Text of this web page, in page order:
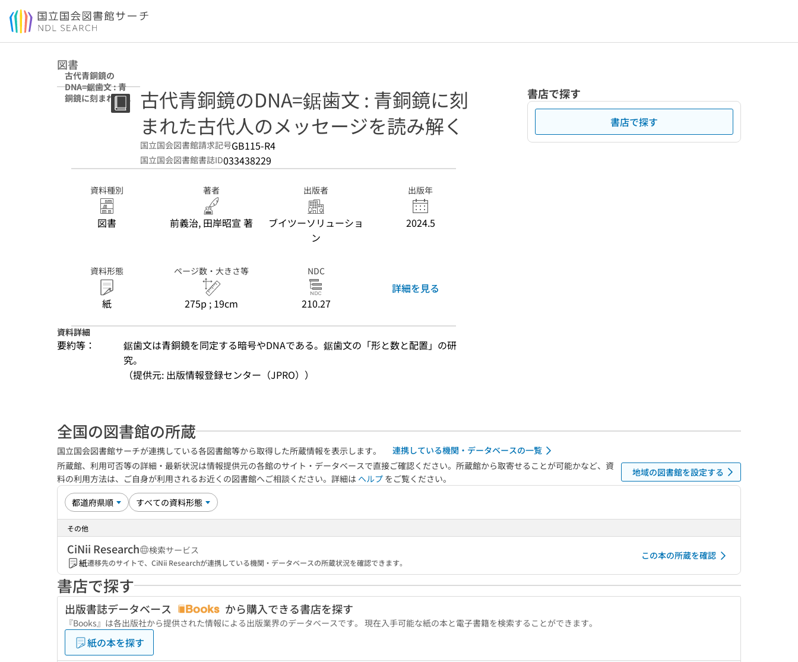
本文へ移動
図書
古代青銅鏡の
DNA=鋸歯文 : 青
銅鏡に刻まれた古
代人のメッセージ
古代青銅鏡のDNA=鋸歯文 : 青銅鏡に刻
まれた古代人のメッセージを読み解く
国立国会図書館請求記号GB115-R4
国立国会図書館書誌ID033438229
資料種別
図書
著者
前義治, 田岸昭宣 著
出版者
ブイツーソリューショ
ン
出版年
2024.5
資料形態
紙
ページ数・大きさ等
275p ; 19cm
NDC
210.27
詳細を見る
資料詳細
要約等：
鋸歯文は青銅鏡を同定する暗号やDNAである。鋸歯文の「形と数と配置」の研
究。
（提供元: 出版情報登録センター（JPRO））
書店で探す
書店で探す
全国の図書館の所蔵
国立国会図書館サーチが連携している各図書館等から取得した所蔵情報を表示します。
連携している機関・データベースの一覧
所蔵館、利用可否等の詳細・最新状況は情報提供元の各館のサイト・データベースで直接ご確認ください。所蔵館から取寄せることが可能かなど、資
料の利用方法は、ご自身が利用されるお近くの図書館へご相談ください。詳細は ヘルプ をご覧ください。
地域の図書館を設定する
その他
CiNii Research
検索サービス
紙遷移先のサイトで、CiNii Researchが連携している機関・データベースの所蔵状況を確認できます。
この本の所蔵を確認
書店で探す
出版書誌データベース から購入できる書店を探す
『Books』は各出版社から提供された情報による出版業界のデータベースです。 現在入手可能な紙の本と電子書籍を検索することができます。
紙の本を探す